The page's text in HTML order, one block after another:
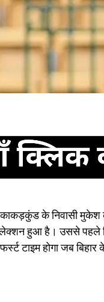
के निवासी
हुआ है। उससे पहले
टाइम होगा जब